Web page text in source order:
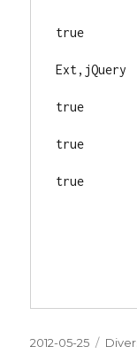
true
Ext,jQuery
true
true
true
Posted
2012-05-25